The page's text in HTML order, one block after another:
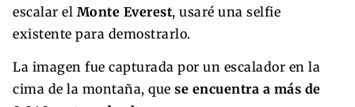
escalar el Monte Everest, usaré una selfie
existente para demostrarlo.
La imagen fue capturada por un escalador en la
cima de la montaña, que se encuentra a más de